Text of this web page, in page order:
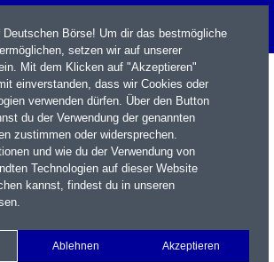
Watchlist Portfolio Login
Börse! Um dir das bestmögliche
setzen wir auf unserer
Mit dem Klicken auf "Akzeptieren"
einverstanden, dass wir Cookies oder
verwenden dürfen. Über den Button
du der Verwendung der genannten
zustimmen oder widersprechen.
und wie du der Verwendung von
Technologien auf dieser Website
kannst, findest du in unseren
.
Ablehnen Akzeptieren